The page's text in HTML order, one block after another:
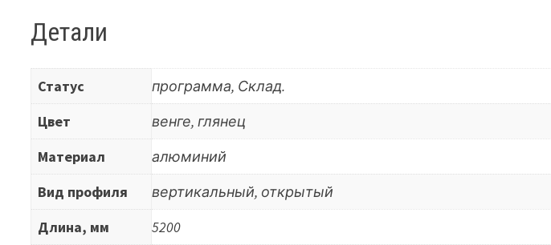
Детали
Статус
программа, Склад.
Цвет
венге, глянец
Материал
алюминий
Вид профиля
вертикальный, открытый
Длина, мм
5200